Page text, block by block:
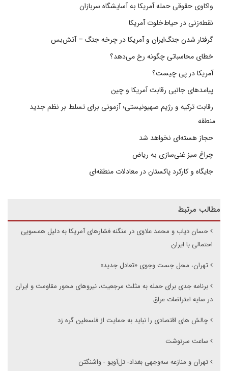
واکاوی حقوقی حمله آمریکا به آسایشگاه سربازان
نقطه‌زنی در حیاط‌خلوت آمریکا
گرفتار شدن جنگ‌ایران و آمریکا در چرخه جنگ – آتش‌بس
خطای محاسباتی چگونه رخ می‌دهد؟
آمریکا در پی چیست؟
پیامدهای جانبی رقابت آمریکا و چین
رقابت ترکیه و رژیم صهیونیستی؛ آزمونی برای تسلط بر نظم جدید
منطقه
حجاز هسته‌ای نخواهد شد
چراغ سبز غنی‌سازی به ریاض
جایگاه و کارکرد پاکستان در معادلات منطقه‌ای
مطالب مرتبط
حسان دیاب و محمد علاوی در منگنه فشارهای آمریکا به دلیل همسویی
احتمالی با ایران
تهران، محل جست وجوی «تعادل جدید»
برنامه جدی برای حمله به مثلث مرجعیت، نیروهای محور مقاومت و ایران
در سایه اعتراضات عراق
چالش های اقتصادی را نباید به حمایت از فلسطین گره زد
ساعت سرنوشت
تهران و منازعه سه‌وجهی بغداد- تل‌آویو - واشنگتن